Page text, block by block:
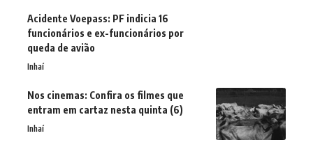
Acidente Voepass: PF indicia 16
funcionários e ex-funcionários por
queda de avião
Inhaí
Nos cinemas: Confira os filmes que
entram em cartaz nesta quinta (6)
Inhaí